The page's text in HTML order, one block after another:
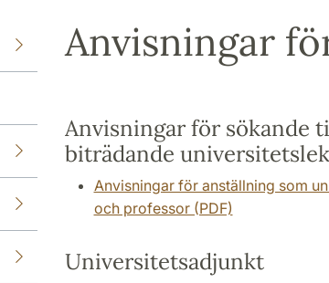
Anvisningar
Anvisningar för sökande
biträdande
Anvisningar för anställning som
och professor (PDF)
Universitetsadjunkt